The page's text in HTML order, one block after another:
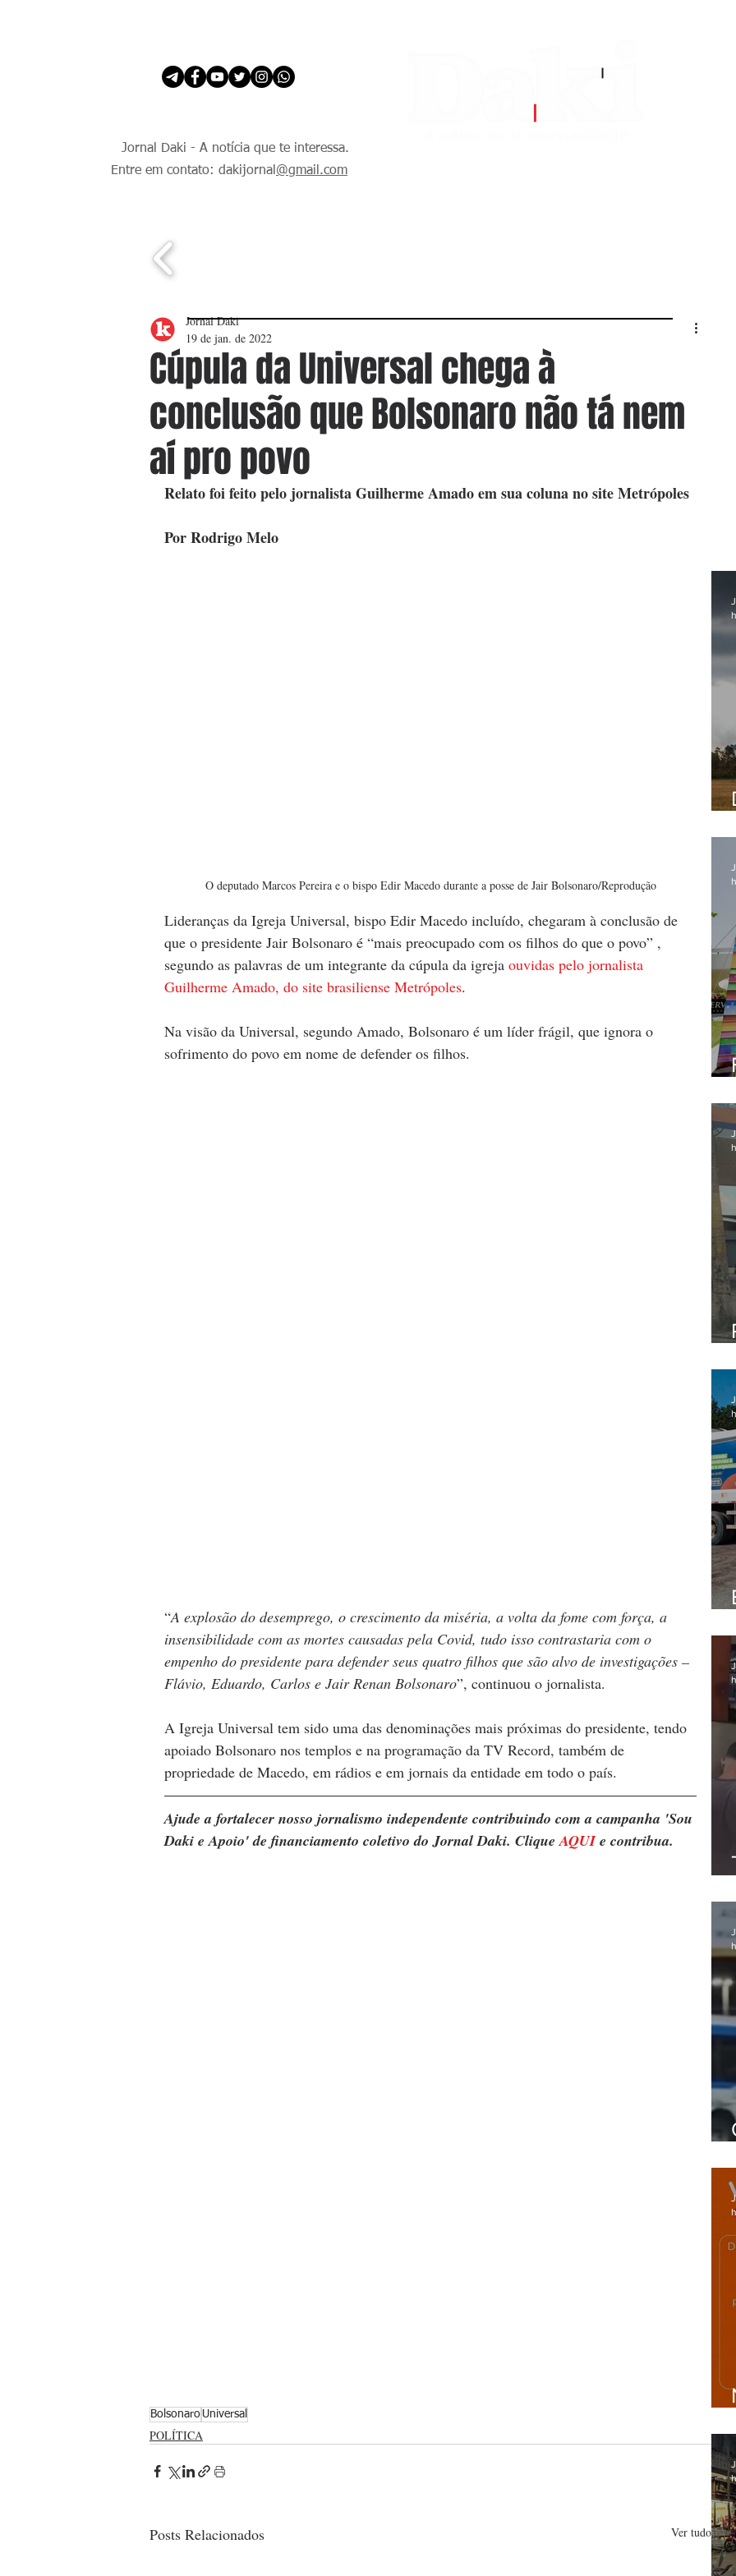
Jornal Daki - A notícia que te interessa.
Entre em contato: dakijornal @gmail.com
Cúpula da Universal chega à
conclusão que Bolsonaro não tá nem
aí pro povo
Jornal Daki
19 de jan. de 2022
Relato foi feito pelo jornalista Guilherme Amado em sua coluna no site Metrópoles
Por Rodrigo Melo
O deputado Marcos Pereira e o bispo Edir Macedo durante a posse de Jair Bolsonaro/Reprodução
Lideranças da Igreja Universal, bispo Edir Macedo incluído, chegaram à conclusão de
que o presidente Jair Bolsonaro é “mais preocupado com os filhos do que o povo” ,
segundo as palavras de um integrante da cúpula da igreja ouvidas pelo jornalista
Guilherme Amado, do site brasiliense Metrópoles.
Na visão da Universal, segundo Amado, Bolsonaro é um líder frágil, que ignora o
sofrimento do povo em nome de defender os filhos.
“A explosão do desemprego, o crescimento da miséria, a volta da fome com força, a
insensibilidade com as mortes causadas pela Covid, tudo isso contrastaria com o
empenho do presidente para defender seus quatro filhos que são alvo de investigações –
Flávio, Eduardo, Carlos e Jair Renan Bolsonaro”, continuou o jornalista.
A Igreja Universal tem sido uma das denominações mais próximas do presidente, tendo
apoiado Bolsonaro nos templos e na programação da TV Record, também de
propriedade de Macedo, em rádios e em jornais da entidade em todo o país.
Ajude a fortalecer nosso jornalismo independente contribuindo com a campanha 'Sou
Daki e Apoio' de financiamento coletivo do Jornal Daki. Clique AQUI e contribua.
Bolsonaro Universal
POLÍTICA
Posts Relacionados Ver tudo